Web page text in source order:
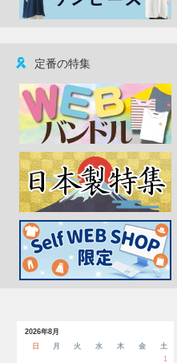
定番の特集
2026年8月
日
月 火 水 木 金
土
1